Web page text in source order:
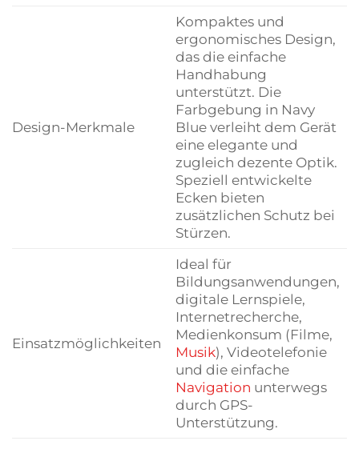
Design-Merkmale
Kompaktes und
ergonomisches Design,
das die einfache
Handhabung
unterstützt. Die
Farbgebung in Navy
Blue verleiht dem Gerät
eine elegante und
zugleich dezente Optik.
Speziell entwickelte
Ecken bieten
zusätzlichen Schutz bei
Stürzen.
Einsatzmöglichkeiten
Ideal für
Bildungsanwendungen,
digitale Lernspiele,
Internetrecherche,
Medienkonsum (Filme,
Musik), Videotelefonie
und die einfache
Navigation unterwegs
durch GPS-
Unterstützung.